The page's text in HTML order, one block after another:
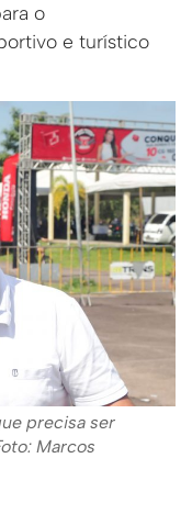
o
e turístico
precisa ser
Marcos